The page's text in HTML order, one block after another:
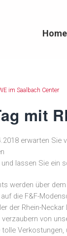
Home
mit
erwarten Sie
und lassen Sie ein
werden über
die F&F-
der Rhein-Neckar
verzaubern von
tolle